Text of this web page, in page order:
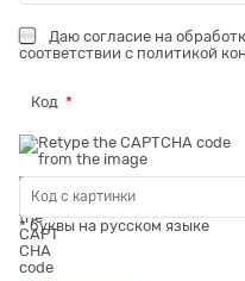
Даю согласие на
соответствии с политикой
Код
* буквы на русском языке